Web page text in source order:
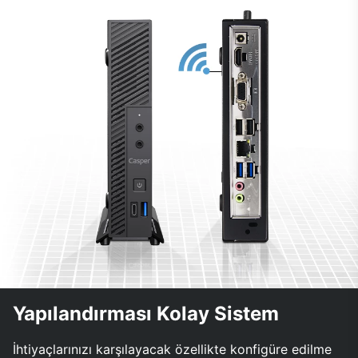
Yapılandırması Kolay Sistem
İhtiyaçlarınızı karşılayacak özellikte konfigüre edilme